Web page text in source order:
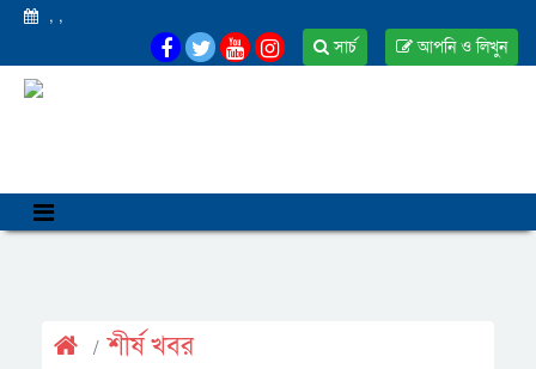
, ,
আপনি ও লিখুন
সার্চ
শীর্ষ খবর